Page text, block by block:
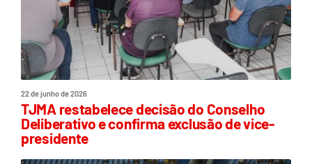
22 de junho de 2026
TJMA restabelece decisão do Conselho
Deliberativo e confirma exclusão de vice-
presidente